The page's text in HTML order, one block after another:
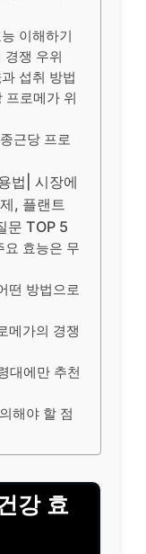
이해하기
경쟁 우위
섭취 방법
프로메가 위
근당 프로
법| 시장에
, 플랜트
문 TOP 5
요 효능은 무
떤 방법으로
메가의 경쟁
대에만 추천
해야 할 점
강 효